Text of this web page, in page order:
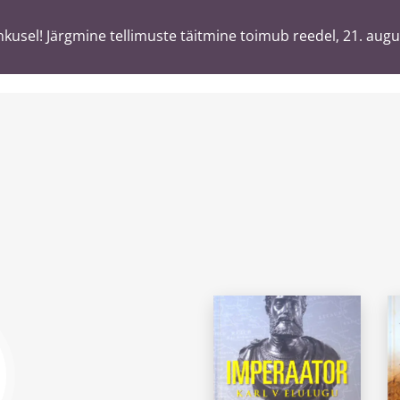
Tä
Järgmine tellimuste täitmine toimub reedel, 21.
Järgmine tellimuste täitmine toimub reedel, 21.